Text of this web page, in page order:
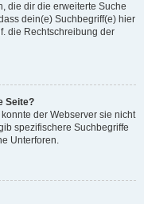
die dir die erweiterte Suche
dein(e) Suchbegriff(e) hier
die Rechtschreibung der
Seite?
der Webserver sie nicht
spezifischere Suchbegriffe
Unterforen.